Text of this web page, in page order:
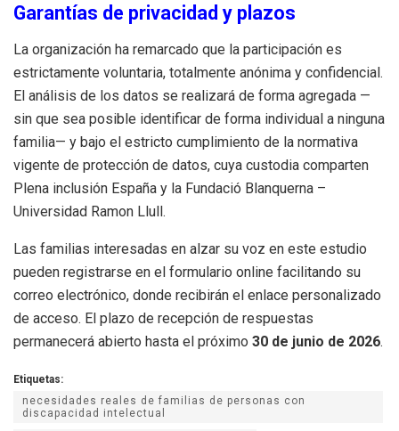
Garantías de privacidad y plazos
La organización ha remarcado que la participación es
estrictamente voluntaria, totalmente anónima y confidencial.
El análisis de los datos se realizará de forma agregada —
sin que sea posible identificar de forma individual a ninguna
familia— y bajo el estricto cumplimiento de la normativa
vigente de protección de datos, cuya custodia comparten
Plena inclusión España y la Fundació Blanquerna –
Universidad Ramon Llull.
Las familias interesadas en alzar su voz en este estudio
pueden registrarse en el formulario online facilitando su
correo electrónico, donde recibirán el enlace personalizado
de acceso. El plazo de recepción de respuestas
permanecerá abierto hasta el próximo 30 de junio de 2026.
Etiquetas:
necesidades reales de familias de personas con
discapacidad intelectual